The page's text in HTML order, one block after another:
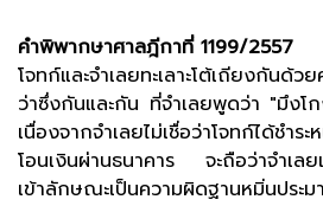
คำพิพากษาศาลฎีกาที่ 1199/2557
โจทก์และจำเลยทะเลาะโต้เถียงกันด้
ว่าซึ่งกันและกัน ที่จำเลยพูดว่า "มึงโ
เนื่องจากจำเลยไม่เชื่อว่าโจทก์ได้ชำร
โอนเงินผ่านธนาคาร จะถือว่าจำเลย
เข้าลักษณะเป็นความผิดฐานหมิ่นประม